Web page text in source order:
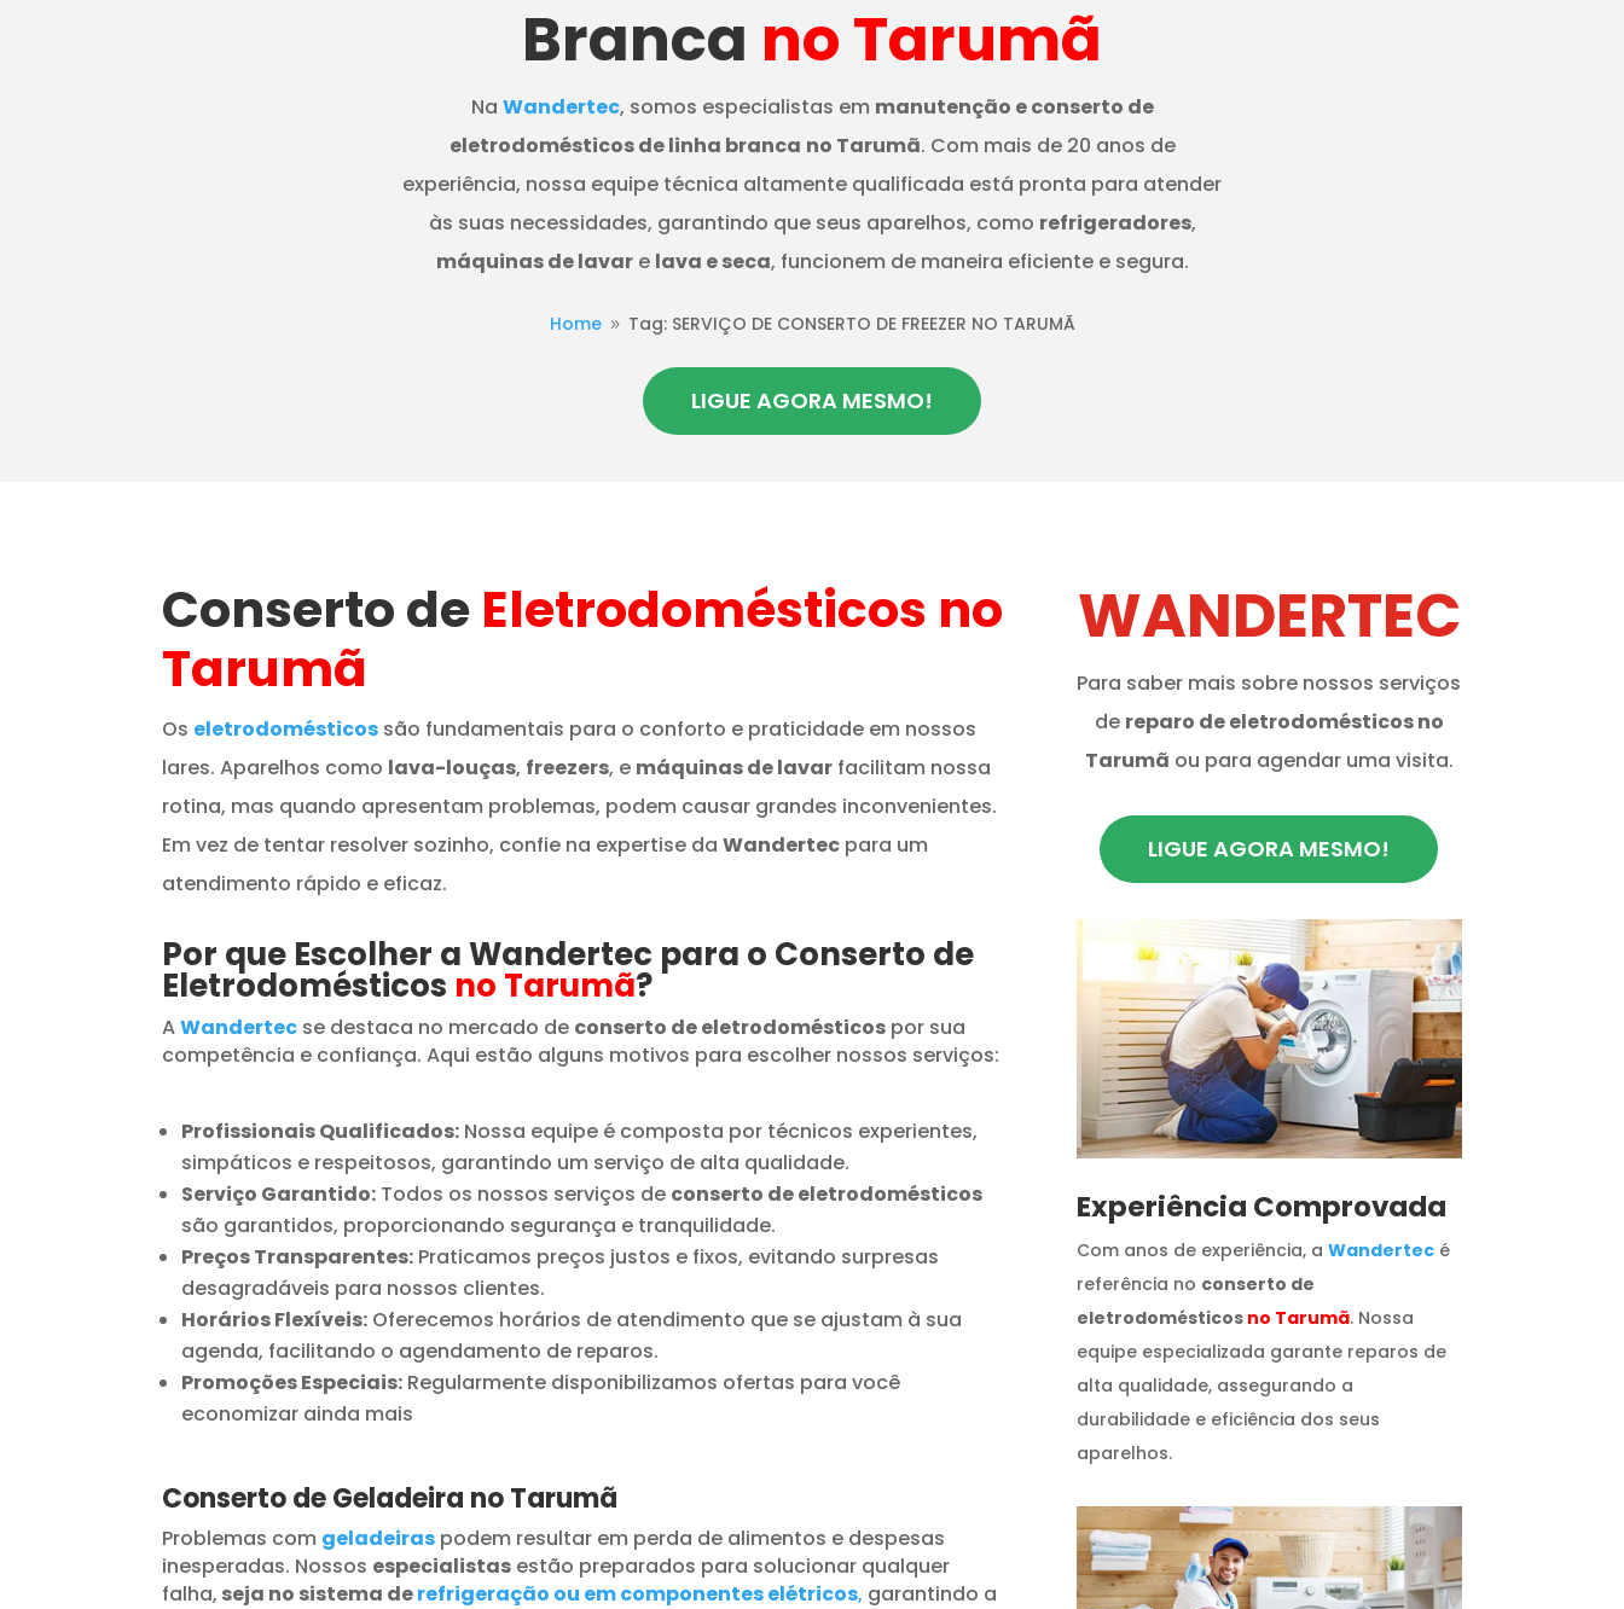
Branca no Tarumã
Na Wandertec, somos especialistas em manutenção e conserto de
eletrodomésticos de linha branca no Tarumã. Com mais de 20 anos de
experiência, nossa equipe técnica altamente qualificada está pronta para atender
às suas necessidades, garantindo que seus aparelhos, como refrigeradores,
máquinas de lavare lava e seca, funcionem de maneira eficiente e segura.
Home 9 Tag: SERVIÇO DE CONSERTO DE FREEZER NO TARUMÃ
LIGUE AGORA MESMO!
Conserto de Eletrodomésticos no
Tarumã
Os eletrodomésticos são fundamentais para o conforto e praticidade em nossos
lares. Aparelhos como lava-louças, freezers, e máquinas de lavar facilitam nossa
rotina, mas quando apresentam problemas, podem causar grandes inconvenientes.
Em vez de tentar resolver sozinho, confie na expertise daWandertec para um
atendimento rápido e eficaz.
Por que Escolher a Wandertec para o Conserto de
Eletrodomésticos no Tarumã?
AWandertec se destaca no mercado de conserto de eletrodomésticos por sua
competência e confiança. Aqui estão alguns motivos para escolher nossos serviços:
Profissionais Qualificados: Nossa equipe é composta por técnicos experientes,
simpáticos e respeitosos, garantindo um serviço de alta qualidade.
Serviço Garantido: Todos os nossos serviços de conserto de eletrodomésticos
são garantidos, proporcionando segurança e tranquilidade.
Preços Transparentes: Praticamos preços justos e fixos, evitando surpresas
desagradáveis para nossos clientes.
Horários Flexíveis: Oferecemos horários de atendimento que se ajustam à sua
agenda, facilitando o agendamento de reparos.
Promoções Especiais: Regularmente disponibilizamos ofertas para você
economizar ainda mais
Conserto de Geladeira no Tarumã
Problemas com geladeiras podem resultar em perda de alimentos e despesas
inesperadas. Nossos especialistas estão preparados para solucionar qualquer
falha, seja no sistema derefrigeração ou em componentes elétricos, garantindo a
WANDERTEC
Para saber mais sobre nossos serviços
de reparo de eletrodomésticos no
Tarumã ou para agendar uma visita.
LIGUE AGORA MESMO!
​Experiência Comprovada
Com anos de experiência, a Wandertecé
referência no conserto de
eletrodomésticos no Tarumã. Nossa
equipe especializada garante reparos de
alta qualidade, assegurando a
durabilidade e eficiência dos seus
aparelhos.